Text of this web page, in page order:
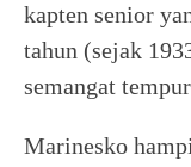
kapten senior
tahun (sejak
semangat
Marinesko